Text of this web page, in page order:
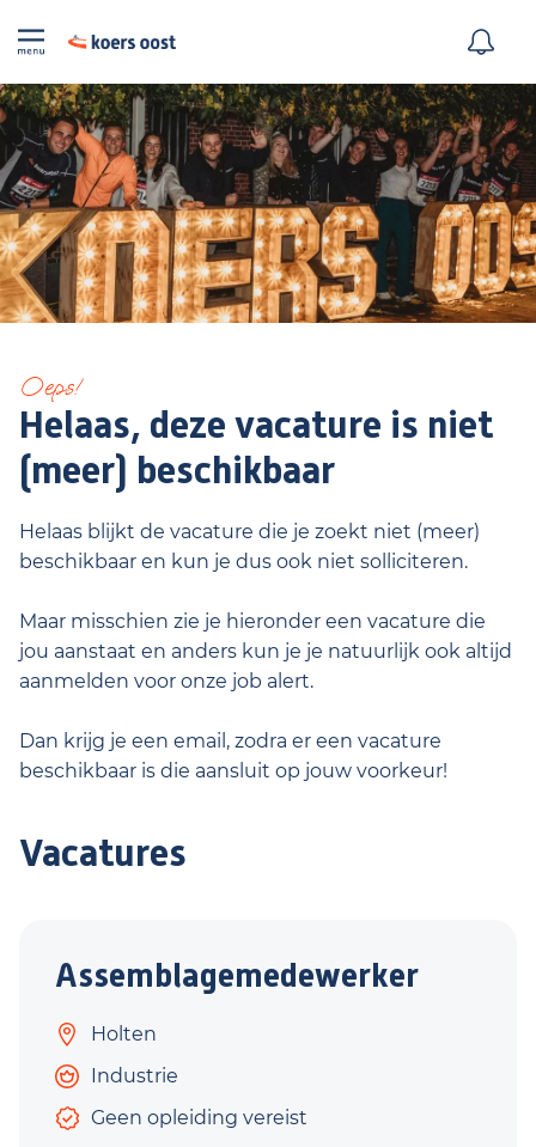
Oeps!
Helaas, deze vacature is niet
(meer) beschikbaar
Helaas blijkt de vacature die je zoekt niet (meer)
beschikbaar en kun je dus ook niet solliciteren.
Maar misschien zie je hieronder een vacature die
jou aanstaat en anders kun je je natuurlijk ook altijd
aanmelden voor onze job alert.
Dan krijg je een email, zodra er een vacature
beschikbaar is die aansluit op jouw voorkeur!
Vacatures
Assemblagemedewerker
Holten
Industrie
Geen opleiding vereist